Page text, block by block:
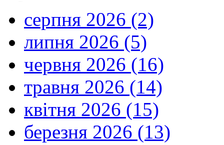
серпня 2026 (2)
липня 2026 (5)
червня 2026 (16)
травня 2026 (14)
квітня 2026 (15)
березня 2026 (13)